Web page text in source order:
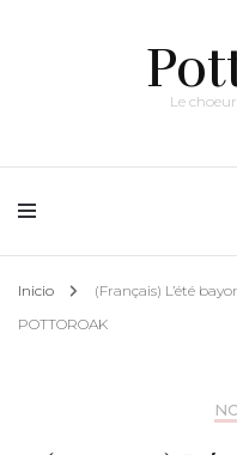
Le
Inicio
(Français) L’été
POTTOROAK